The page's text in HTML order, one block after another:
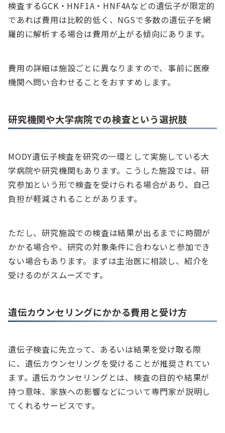
検査するGCK・HNF1A・HNF4Aなどの遺伝子が限定的
であれば費用は比較的低く、NGSで多数の遺伝子を網
羅的に解析する場合は費用が上がる傾向にあります。
費用の詳細は施設ごとに異なりますので、事前に医療
機関へ問い合わせることをおすすめします。
研究機関や大学病院での検査という選択肢
MODY遺伝子検査を研究の一環として実施している大
学病院や研究機関もあります。こうした施設では、研
究参加という形で検査を受けられる場合があり、自己
負担が軽減されることがあります。
ただし、研究施設での検査は結果が出るまでに時間が
かかる場合や、研究の対象条件に合わないと参加でき
ない場合もあります。まずは主治医に相談し、紹介を
受けるのがスムーズです。
遺伝カウンセリングにかかる費用と受け方
遺伝子検査に先立って、あるいは結果を受け取る際
に、遺伝カウンセリングを受けることが推奨されてい
ます。遺伝カウンセリングとは、検査の目的や結果が
持つ意味、家族への影響などについて専門家が説明し
てくれるサービスです。